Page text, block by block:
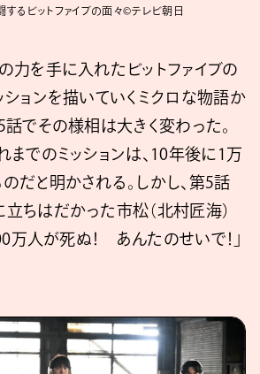
するビットファイブの面々©テレビ朝日
力を手に入れたビットファイブの
ションを描いていくミクロな物語か
話でその様相は大きく変わった。
までのミッションは、10年後に1万
だと明かされる。しかし、第5話
ちはだかった市松（北村匠海）
万人が死ぬ！ あんたのせいで！」